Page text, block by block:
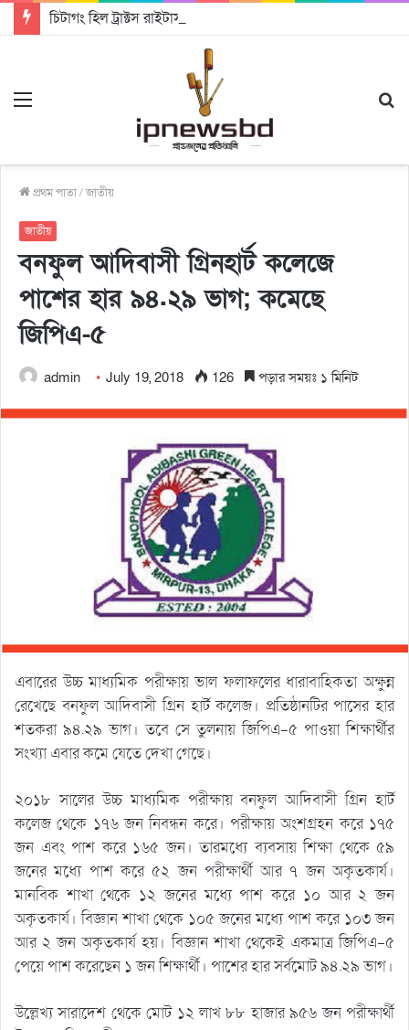
প্রথম পাতা/জাতীয়
জাতীয়
বনফুল আদিবাসী গ্রিনহার্ট কলেজে
পাশের হার ৯৪.২৯ ভাগ; কমেছে
জিপিএ-৫
admin July 19, 2018 126 পড়ার সময়ঃ ১ মিনিট
এবারের উচ্চ মাধ্যমিক পরীক্ষায় ভাল ফলাফলের ধারাবাহিকতা অক্ষুন্ন
রেখেছে বনফুল আদিবাসী গ্রিন হার্ট কলেজ। প্রতিষ্ঠানটির পাসের হার
শতকরা ৯৪.২৯ ভাগ। তবে সে তুলনায় জিপিএ-৫ পাওয়া শিক্ষার্থীর
সংখ্যা এবার কমে যেতে দেখা গেছে।
২০১৮ সালের উচ্চ মাধ্যমিক পরীক্ষায় বনফুল আদিবাসী গ্রিন হার্ট
কলেজ থেকে ১৭৬ জন নিবন্ধন করে। পরীক্ষায় অংশগ্রহন করে ১৭৫
জন এবং পাশ করে ১৬৫ জন। তারমধ্যে ব্যবসায় শিক্ষা থেকে ৫৯
জনের মধ্যে পাশ করে ৫২ জন পরীক্ষার্থী আর ৭ জন অকৃতকার্য।
মানবিক শাখা থেকে ১২ জনের মধ্যে পাশ করে ১০ আর ২ জন
অকৃতকার্য। বিজ্ঞান শাখা থেকে ১০৫ জনের মধ্যে পাশ করে ১০৩ জন
আর ২ জন অকৃতকার্য হয়। বিজ্ঞান শাখা থেকেই একমাত্র জিপিএ-৫
পেয়ে পাশ করেছেন ১ জন শিক্ষার্থী। পাশের হার সর্বমোট ৯৪.২৯ ভাগ।
উল্লেখ্য সারাদেশ থেকে মোট ১২ লাখ ৮৮ হাজার ৯৫৬ জন পরীক্ষার্থী